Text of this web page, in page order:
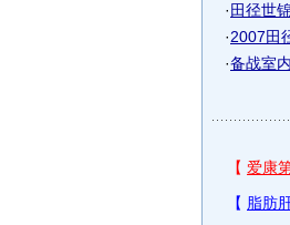
· 田径世
·2007田
·备战室